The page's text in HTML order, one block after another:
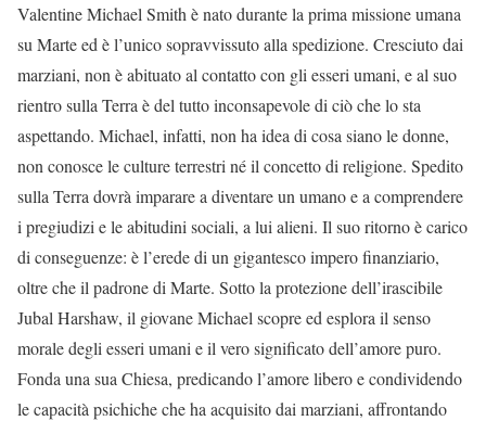
Valentine Michael Smith è nato durante la prima missione umana
su Marte ed è l’unico sopravvissuto alla spedizione. Cresciuto dai
marziani, non è abituato al contatto con gli esseri umani, e al suo
rientro sulla Terra è del tutto inconsapevole di ciò che lo sta
aspettando. Michael, infatti, non ha idea di cosa siano le donne,
non conosce le culture terrestri né il concetto di religione. Spedito
sulla Terra dovrà imparare a diventare un umano e a comprendere
i pregiudizi e le abitudini sociali, a lui alieni. Il suo ritorno è carico
di conseguenze: è l’erede di un gigantesco impero finanziario,
oltre che il padrone di Marte. Sotto la protezione dell’irascibile
Jubal Harshaw, il giovane Michael scopre ed esplora il senso
morale degli esseri umani e il vero significato dell’amore puro.
Fonda una sua Chiesa, predicando l’amore libero e condividendo
le capacità psichiche che ha acquisito dai marziani, affrontando